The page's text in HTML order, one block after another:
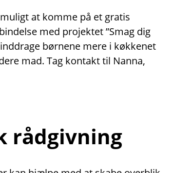
at komme på et gratis
med projektet ”Smag dig
børnene mere i køkkenet
mad. Tag kontakt til Nanna,
rådgivning